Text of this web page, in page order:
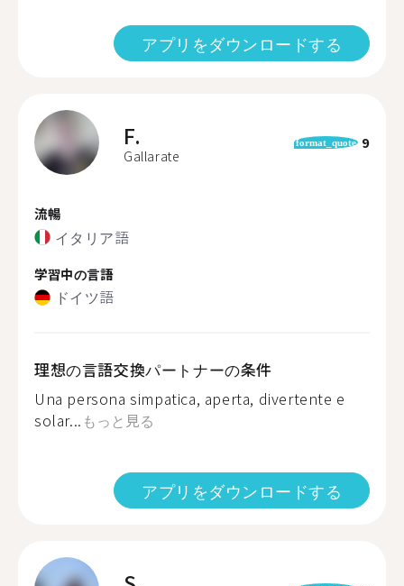
アプリをダウンロードする
F.
Gallarate
format_quote 9
流暢
イタリア語
学習中の言語
ドイツ語
理想の言語交換パートナーの条件
Una persona simpatica, aperta, divertente e
solar... もっと見る
アプリをダウンロードする